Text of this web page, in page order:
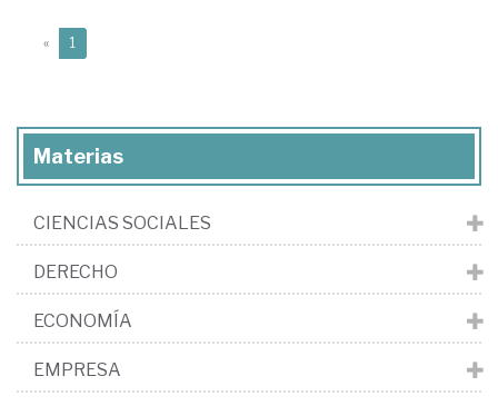
« 1
Materias
CIENCIAS SOCIALES
DERECHO
ECONOMÍA
EMPRESA